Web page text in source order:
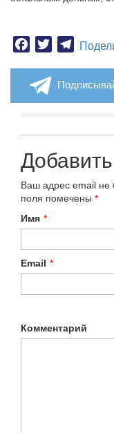
Facebook
Twitter
Ваш адрес email не
поля помечены *
Имя *
Email *
Комментарий